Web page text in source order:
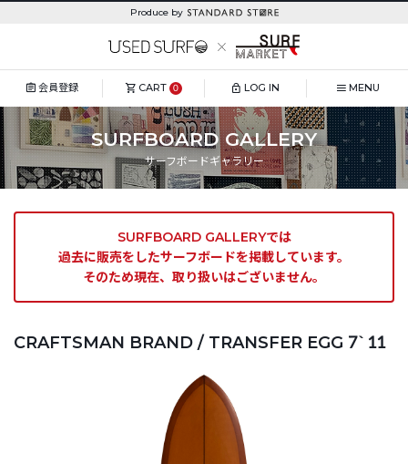
Produce by
会員登録 CART 0 LOG IN MENU
SURFBOARD GALLERY
サーフボードギャラリー
SURFBOARD GALLERYでは
過去に販売をしたサーフボードを掲載しています。
そのため現在、取り扱いはございません。
CRAFTSMAN BRAND / TRANSFER EGG 7`11